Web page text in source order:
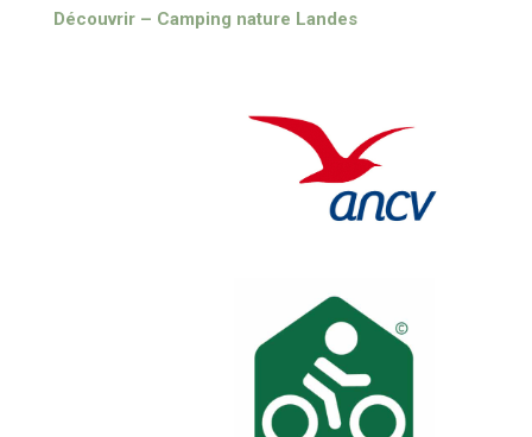
Découvrir – Camping nature Landes